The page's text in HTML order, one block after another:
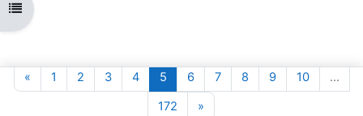
Abrir índice da disciplina
«Página anterior
1 Página 1
2Página 2
3Página 3
4Página 4
5Página 5
6Página 6
7Página 7
8Página 8
9Página 9
10Página 10
…
172 Página 172
»